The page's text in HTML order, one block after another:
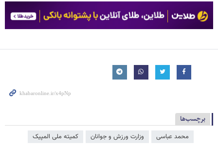
برچسب‌ها
محمد عباسی وزارت ورزش و جوانان کمیته ملی المپیک